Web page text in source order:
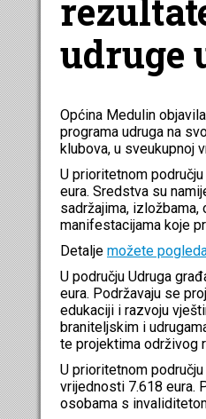
udruge
Općina Medulin
programa udruga na
klubova, u sveukupnoj
U prioritetnom
eura. Sredstva su
sadržajima,
manifestacijama koje
Detalje možete
U području Udruga
eura. Podržavaju se
edukaciji i razvoju
braniteljskim i
te projektima održivog
U prioritetnom
vrijednosti 7.618 eura.
osobama s